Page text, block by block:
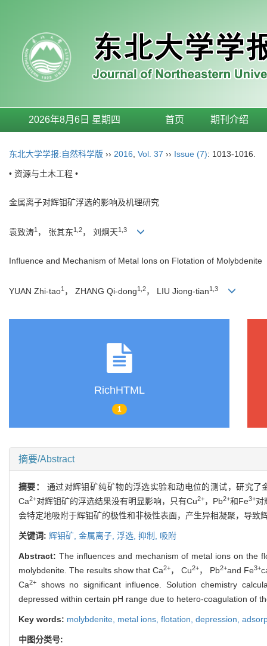
2026年8月6日 星期四 首页 期刊介绍
东北大学学报:自然科学版 ›› 2016 Vol. 37 ›› Issue (7): 1013-1016.
• 资源与土木工程 •
金属离子对辉钼矿浮选的影响及机理研究
袁致涛1 ， 张其东1,2， 刘炯天1,3
Influence and Mechanism of Metal Ions on Flotation of Molybdenite
YUAN Zhi-tao1 ， ZHANG Qi-dong1,2， LIU Jiong-tian1,3
RichHTML
1
摘要/Abstract
摘要： 通过对辉钼矿纯矿物的浮选实验和动电位的测试，研究
Ca2+对辉钼矿的浮选结果没有明显影响，只有Cu2+，Pb2+和Fe3+对
会特定地吸附于辉钼矿的极性和非极性表面，产生异相凝聚，导致
关键词: 辉钼矿, 金属离子, 浮选, 抑制, 吸附
Abstract: The influences and mechanism of metal ions on the
molybdenite. The results show that Ca2+， Cu2+， Pb2+and Fe3+
Ca2+
shows no significant influence. Solution chemistry
depressed within certain pH range due to hetero-coagulation of
Key words: molybdenite, metal ions, flotation, depression,
中图分类号: